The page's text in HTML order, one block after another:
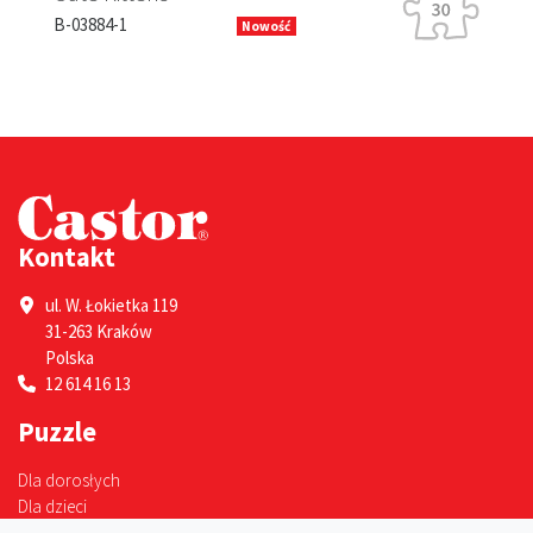
Nowość B-13630-1
Kontakt
ul. W. Łokietka 119
31-263 Kraków
Polska
12 614 16 13
Puzzle
Dla dorosłych
Dla dzieci